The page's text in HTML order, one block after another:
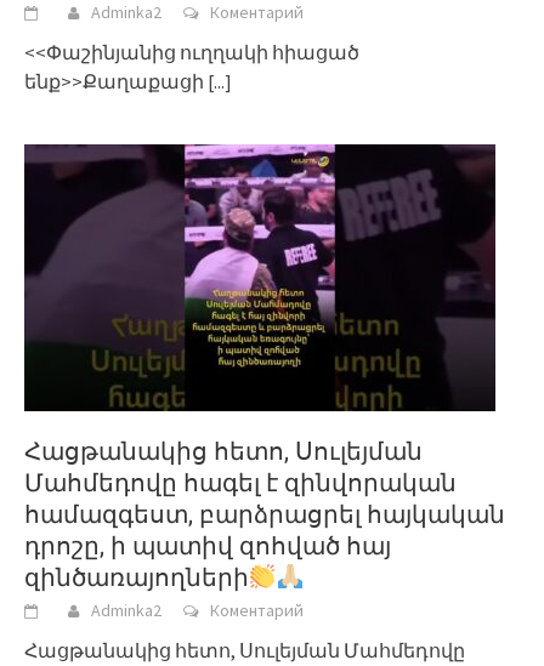
Adminka2 Коментарий
<<Փաշինյանից ուղղակի հիացած
ենք>>Քաղաքացի [...]
Հացթանակից հետո, Սուլեյման
Մահմեդովը հագել է զինվորական
համազգեստ, բարձրացրել հայկական
դրոշը, ի պատիվ զոհված հայ
զինծառայողների
Adminka2 Коментарий
Հացթանակից հետո, Սուլեյման Մահմեդովը